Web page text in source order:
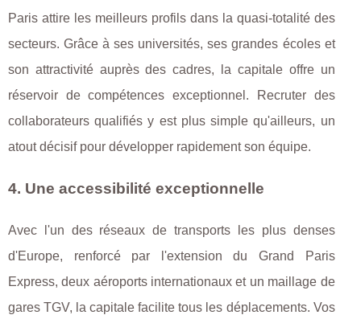
Paris attire les meilleurs profils dans la quasi-totalité des
secteurs. Grâce à ses universités, ses grandes écoles et
son attractivité auprès des cadres, la capitale offre un
réservoir de compétences exceptionnel. Recruter des
collaborateurs qualifiés y est plus simple qu'ailleurs, un
atout décisif pour développer rapidement son équipe.
4. Une accessibilité exceptionnelle
Avec l'un des réseaux de transports les plus denses
d'Europe, renforcé par l'extension du Grand Paris
Express, deux aéroports internationaux et un maillage de
gares TGV, la capitale facilite tous les déplacements. Vos